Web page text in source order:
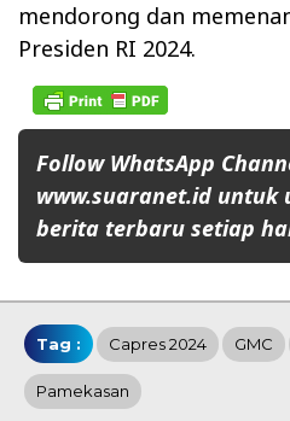
mendorong dan
Presiden RI 2024.
Follow WhatsApp
www.suaranet.id untuk
berita terbaru setiap
Tag : Capres 2024 GMC
Pamekasan